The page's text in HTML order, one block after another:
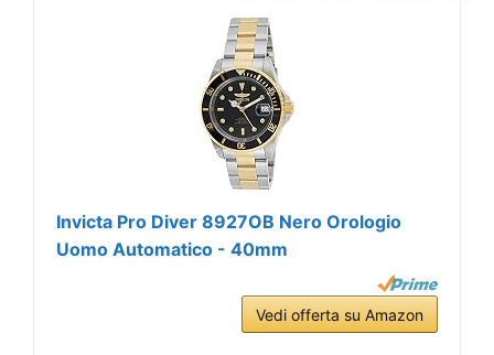
Invicta Pro Diver 8927OB Nero Orologio
Uomo Automatico - 40mm
Vedi offerta su Amazon